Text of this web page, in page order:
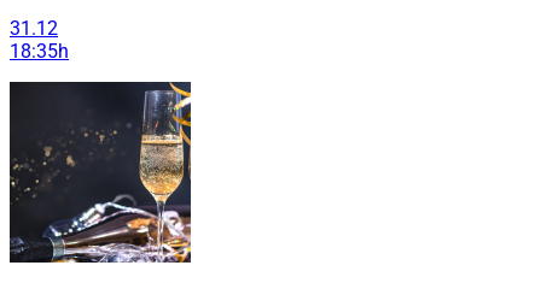
31.12
18:35h